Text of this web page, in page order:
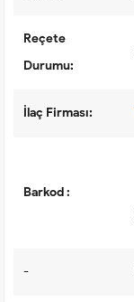
Reçete
Durumu:
İlaç Firması:
Barkod :
-